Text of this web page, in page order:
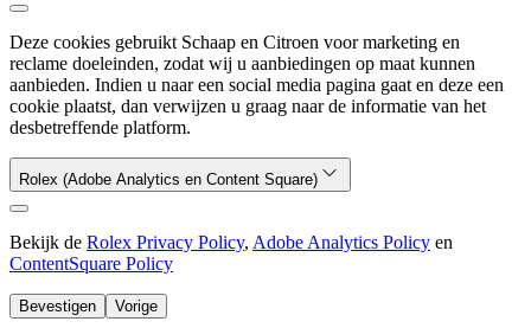
Deze cookies gebruikt Schaap en Citroen voor marketing en
reclame doeleinden, zodat wij u aanbiedingen op maat kunnen
aanbieden. Indien u naar een social media pagina gaat en deze een
cookie plaatst, dan verwijzen u graag naar de informatie van het
desbetreffende platform.
Rolex (Adobe Analytics en Content Square)
Bekijk de Rolex Privacy Policy, Adobe Analytics Policy en
ContentSquare Policy
Bevestigen Vorige